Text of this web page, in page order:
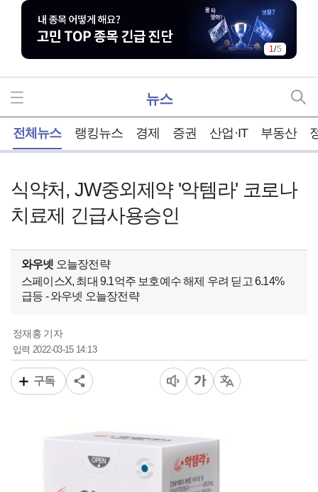
1/5
뉴스
전체뉴스 랭킹뉴스 경제 증권 산업·IT 부동산
식약처, JW중외제약 '악템라' 코로나
치료제 긴급사용승인
와우넷 오늘장전략
스페이스X, 최대 9.1억주 보호예수 해제 우려 딛고 6.14%
급등 - 와우넷 오늘장전략
정재홍 기자
입력2022-03-15 14:13
구독